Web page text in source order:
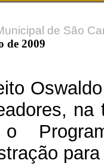
de São
de 2009
na